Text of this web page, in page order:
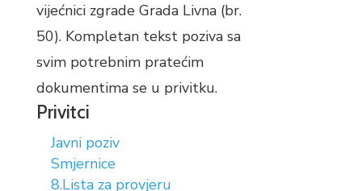
vijećnici zgrade Grada Livna (br.
50). Kompletan tekst poziva sa
svim potrebnim pratećim
dokumentima se u privitku.
Privitci
Javni poziv
Smjernice
8.Lista za provjeru